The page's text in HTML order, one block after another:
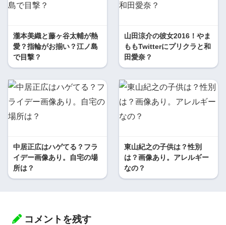
瀧本美織と藤ヶ谷太輔が熱
愛？指輪がお揃い？江ノ島
で目撃？
山田涼介の彼女2016！やま
ももTwitterにプリクラと和
田愛奈？
中居正広はハゲてる？フラ
イデー画像あり。自宅の場
所は？
東山紀之の子供は？性別
は？画像あり。アレルギー
なの？
コメントを残す